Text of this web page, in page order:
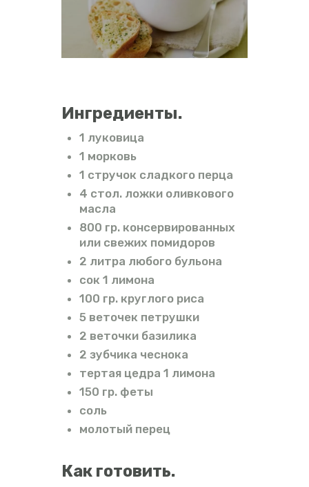
ЛАЙФХАКИ
ВИДЕО
ФОРУМ
Ингредиенты.
1 луковица
1 морковь
1 стручок сладкого перца
4 стол. ложки оливкового
масла
800 гр. консервированных
или свежих помидоров
2 литра любого бульона
сок 1 лимона
100 гр. круглого риса
5 веточек петрушки
2 веточки базилика
2 зубчика чеснока
тертая цедра 1 лимона
150 гр. феты
соль
молотый перец
Как готовить.